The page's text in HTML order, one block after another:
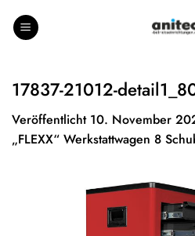
Inhalt
17837-21012-
Veröffentlicht 10. November
„FLEXX“ Werkstattwagen 8